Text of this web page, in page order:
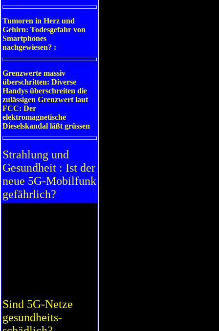
Tumoren in Herz und
Gehirn: Todesgefahr von
Smartphones
nachgewiesen? :
Grenzwerte massiv
überschritten: Diverse
Handys überschreiten die
zulässigen Grenzwert laut
FCC: Der
elektromagnetische
Dieselskandal läßt grüssen
Strahlung und
Gesundheit : Ist der
neue 5G-Mobilfunk
gefährlich?
Sind 5G-Netze
gesundheits-